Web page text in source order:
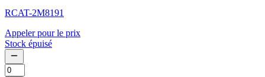
RCAT-2M8191
Appeler pour le prix
Stock épuisé